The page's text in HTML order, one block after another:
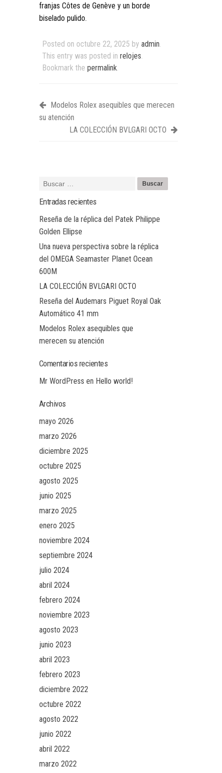
franjas Côtes de Genève y un borde
biselado pulido.
Posted on octubre 22, 2025 by admin.
This entry was posted in relojes.
Bookmark the permalink.
Modelos Rolex asequibles que merecen
su atención
LA COLECCIÓN BVLGARI OCTO
Entradas recientes
Reseña de la réplica del Patek Philippe
Golden Ellipse
Una nueva perspectiva sobre la réplica
del OMEGA Seamaster Planet Ocean
600M
LA COLECCIÓN BVLGARI OCTO
Reseña del Audemars Piguet Royal Oak
Automático 41 mm
Modelos Rolex asequibles que
merecen su atención
Comentarios recientes
Mr WordPress en Hello world!
Archivos
mayo 2026
marzo 2026
diciembre 2025
octubre 2025
agosto 2025
junio 2025
marzo 2025
enero 2025
noviembre 2024
septiembre 2024
julio 2024
abril 2024
febrero 2024
noviembre 2023
agosto 2023
junio 2023
abril 2023
febrero 2023
diciembre 2022
octubre 2022
agosto 2022
junio 2022
abril 2022
marzo 2022